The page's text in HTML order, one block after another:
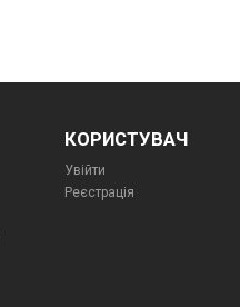
КОРИСТУВАЧ
Увійти
Реєстрація